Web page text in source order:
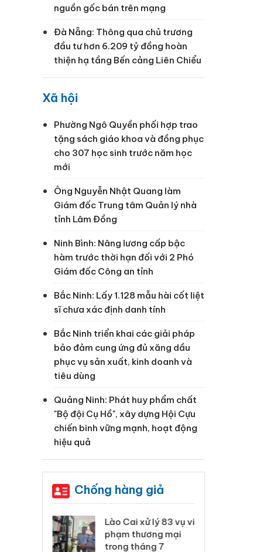
nguồn gốc bán trên mạng
Đà Nẵng: Thông qua chủ trương
đầu tư hơn 6.209 tỷ đồng hoàn
thiện hạ tầng Bến cảng Liên Chiểu
Xã hội
Phường Ngô Quyền phối hợp trao
tặng sách giáo khoa và đồng phục
cho 307 học sinh trước năm học
mới
Ông Nguyễn Nhật Quang làm
Giám đốc Trung tâm Quản lý nhà
tỉnh Lâm Đồng
Ninh Bình: Nâng lương cấp bậc
hàm trước thời hạn đối với 2 Phó
Giám đốc Công an tỉnh
Bắc Ninh: Lấy 1.128 mẫu hài cốt liệt
sĩ chưa xác định danh tính
Bắc Ninh triển khai các giải pháp
bảo đảm cung ứng đủ xăng dầu
phục vụ sản xuất, kinh doanh và
tiêu dùng
Quảng Ninh: Phát huy phẩm chất
"Bộ đội Cụ Hồ", xây dựng Hội Cựu
chiến binh vững mạnh, hoạt động
hiệu quả
Chống hàng giả
Lào Cai xử lý 83 vụ vi
phạm thương mại
trong tháng 7